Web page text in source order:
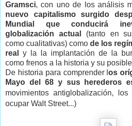
Gramsci, con uno de los análisis
nuevo capitalismo surgido
Mundial que conducirá
globalización actual
(tanto en
como cualitativas) como de los
real
y la la implantación de la
como frenos a la historia y su
De historia para comprender los
Mayo del 68 y sus herederos
movimientos antiglobalización, los
ocupar Walt Street...)